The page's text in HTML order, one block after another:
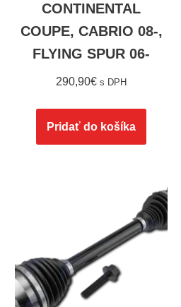
CONTINENTAL
COUPE, CABRIO 08-,
FLYING SPUR 06-
290,90€ s DPH
Pridať do košíka